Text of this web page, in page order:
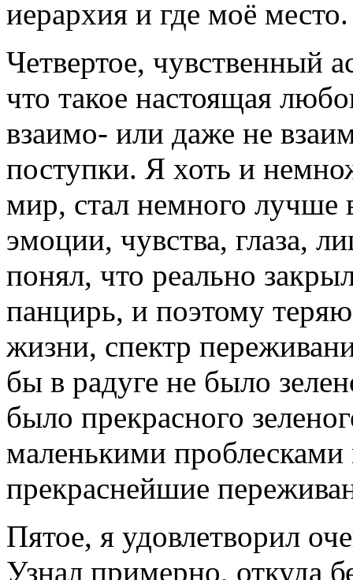
иерархия и где моё место.
Четвертое, чувственный
что такое настоящая
взаимо- или даже не
поступки. Я хоть и
мир, стал немного лучше
эмоции, чувства, глаза,
понял, что реально
панцирь, и поэтому
жизни, спектр
бы в радуге не было
было прекрасного
маленькими проблесками
прекраснейшие
Пятое, я удовлетворил
Узнал примерно, откуда